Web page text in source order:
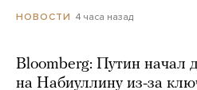
НОВОСТИ 4 часа назад
Bloomberg: Путин начал
на Набиуллину из-за